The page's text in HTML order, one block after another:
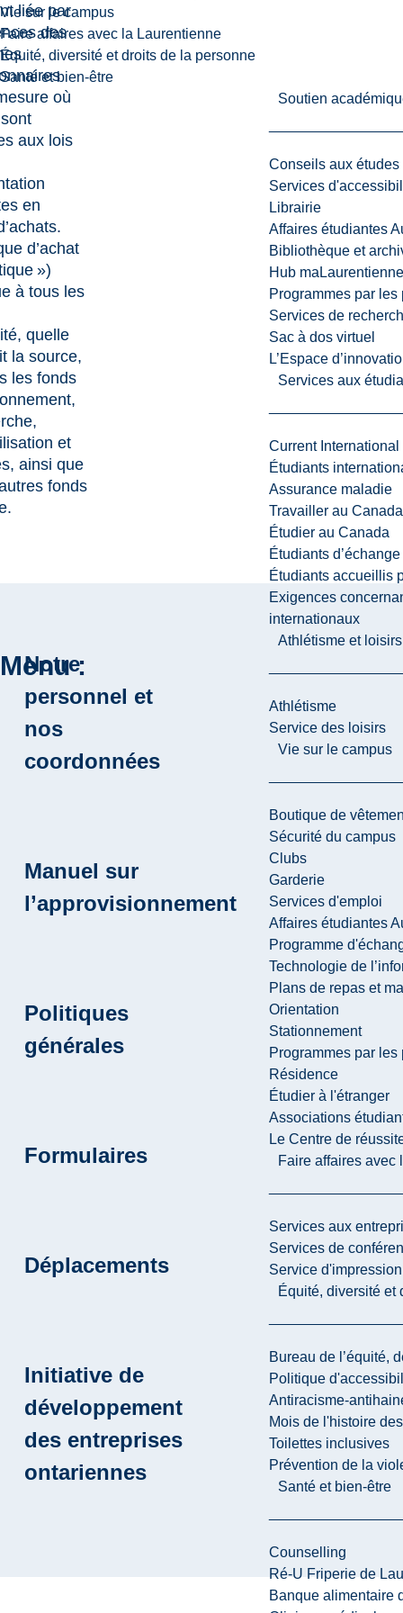
Vie sur le campus
Faire affaires avec la Laurentienne
Équité, diversité et droits de la personne
Santé et bien-être
Soutien
Conseils aux études
Services
Librairie
Affaires étudiantes
Bibliothèque et
Hub maLaurentienne
Programmes par les
Services de
Sac à dos virtuel
L’Espace
Services aux
Current International
Étudiants
Assurance maladie
Travailler au Canada
Étudier au Canada
Étudiants
Étudiants accueillis
Exigences
internationaux
Athlétisme et
Athlétisme
Service des loisirs
Vie sur le campus
Boutique de
Sécurité du campus
Clubs
Garderie
Services d'emploi
Affaires étudiantes
Programme
Technologie de
Plans de repas et
Orientation
Stationnement
Programmes par les
Résidence
Étudier à l'étranger
Associations
Le Centre de
Faire affaires avec
Services aux
Services de
Service d'impression
Équité, diversité et
Bureau de l’équité,
Politique
Antiracisme-
Mois de l'histoire
Toilettes inclusives
Prévention de la
Santé et bien-être
Counselling
Ré-U Friperie de
Banque alimentaire
liée par
des
où
aux lois
en
d’achat
»)
à tous les
quelle
la source,
les fonds
et
ainsi que
fonds
Menu :
Notre
personnel et
nos
coordonnées
Manuel sur
l’approvisionnement
Politiques
générales
Formulaires
Déplacements
Initiative de
développement
des entreprises
ontariennes